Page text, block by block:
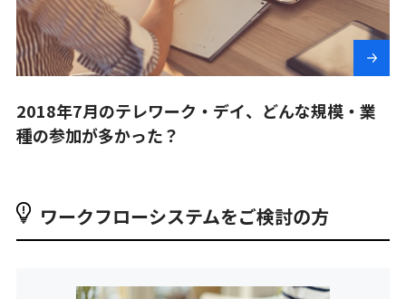
2018年7月のテレワーク・デイ、どんな規模・業
種の参加が多かった？
ワークフローシステムをご検討の方